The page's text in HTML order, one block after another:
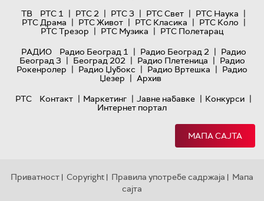
ТВ
РТС 1 | РТС 2 | РТС 3 | РТС Свет | РТС Наука |
РТС Драма | РТС Живот | РТС Класика | РТС Коло |
РТС Трезор | РТС Музика | РТС Полетарац
РАДИО
Радио Београд 1 | Радио Београд 2 | Радио
Београд 3 | Београд 202 | Радио Плетеница | Радио
Рокенролер | Радио Џубокс | Радио Вртешка | Радио
Џезер | Архив
РТС
Контакт | Маркетинг | Јавне набавке | Конкурси |
Интернет портал
МАПА САЈТА
Приватност | Copyright | Правила употребе садржаја | Мапа
сајта